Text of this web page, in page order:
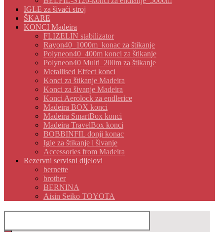
IGLE za šivaći stroj
ŠKARE
KONCI Madeira
FLIZELIN stabilizator
Rayon40_1000m_konac za štikanje
Polyneon40_400m konci za štikanje
Polyneon40 Multi_200m za štikanje
Metallised Effect konci
Konci za štikanje Madeira
Konci za šivanje Madeira
Konci Aerolock za endlerice
Madeira BOX konci
Madeira SmartBox konci
Madeira TravelBox konci
BOBBINFIL donji konac
Igle za štikanje i šivanje
Accessories from Madeira
Rezervni servisni dijelovi
bernette
brother
BERNINA
Aisin Seiko TOYOTA